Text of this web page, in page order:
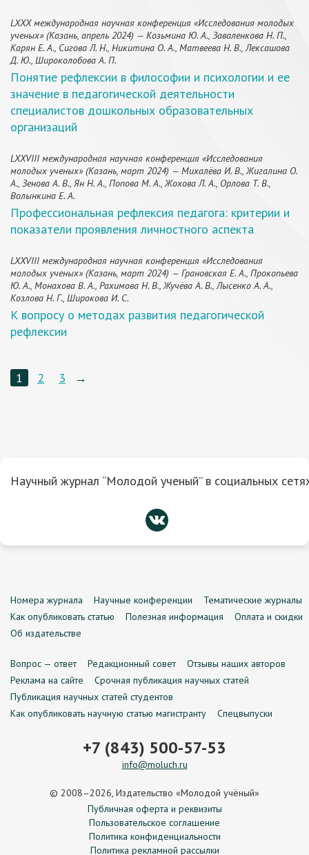
LXXX международная научная конференция «Исследования молодых
ученых» (Казань, апрель 2024) — Козьмина Ю. А., Заваленкова Н. П.,
Карян Е. А., Сигова Л. Н., Никитина О. А., Матвеева Н. В., Лексашова
Д. Ю., Широколобова А. П.
Понятие рефлексии в философии и психологии и ее
значение в педагогической деятельности
специалистов дошкольных образовательных
организаций
LXXVIII международная научная конференция «Исследования
молодых ученых» (Казань, март 2024) — Михалёва И. В., Жигалина О.
А., Зенова А. В., Ян Н. А., Попова М. А., Жохова Л. А., Орлова Т. В.,
Волынкина Е. А.
Профессиональная рефлексия педагога: критерии и
показатели проявления личностного аспекта
LXXVIII международная научная конференция «Исследования
молодых ученых» (Казань, март 2024) — Грановская Е. А., Прокопьева
Ю. А., Монахова В. А., Рахимова Н. В., Жучёва А. В., Лысенко А. А.,
Козлова Н. Г., Широкова И. С.
К вопросу о методах развития педагогической
рефлексии
1 2 3 →
Научный журнал “Молодой ученый” в социальных
Номера журнала Научные конференции
Тематические журналы
Как опубликовать статью
Полезная информация
Оплата и скидки
Об издательстве
Вопрос — ответ Редакционный совет
Отзывы наших авторов
Реклама на сайте
Срочная публикация научных статей
Публикация научных статей студентов
Как опубликовать научную статью магистранту
Спецвыпуски
+7 (843) 500-57-53
info@moluch.ru
© 2008–2026, Издательство «Молодой учёный»
Публичная оферта и реквизиты
Пользовательское соглашение
Политика конфиденциальности
Политика рекламной рассылки